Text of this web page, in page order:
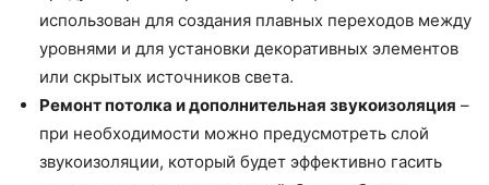
использован для создания плавных переходов между
уровнями и для установки декоративных элементов
или скрытых источников света.
Ремонт потолка и дополнительная звукоизоляция –
при необходимости можно предусмотреть слой
звукоизоляции, который будет эффективно гасить